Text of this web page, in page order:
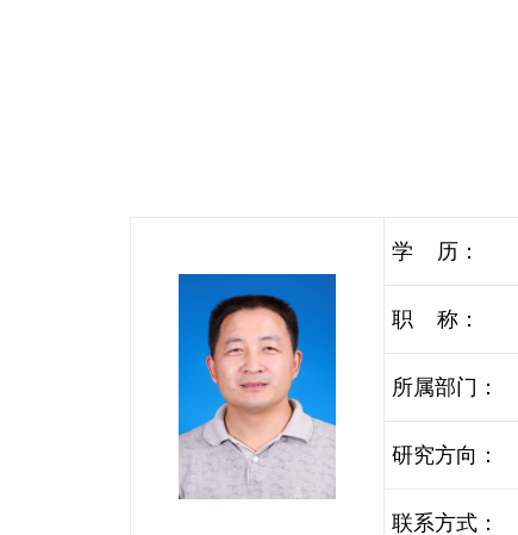
学 历：
职 称：
所属部门：
研究方向：
联系方式：